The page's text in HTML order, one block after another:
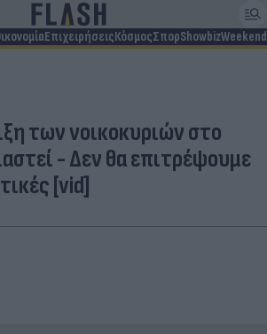
ΕπιχειρήσειςΚόσμοςΣπορShowbizWeekend
των νοικοκυριών στο
- Δεν θα επιτρέψουμε
[vid]